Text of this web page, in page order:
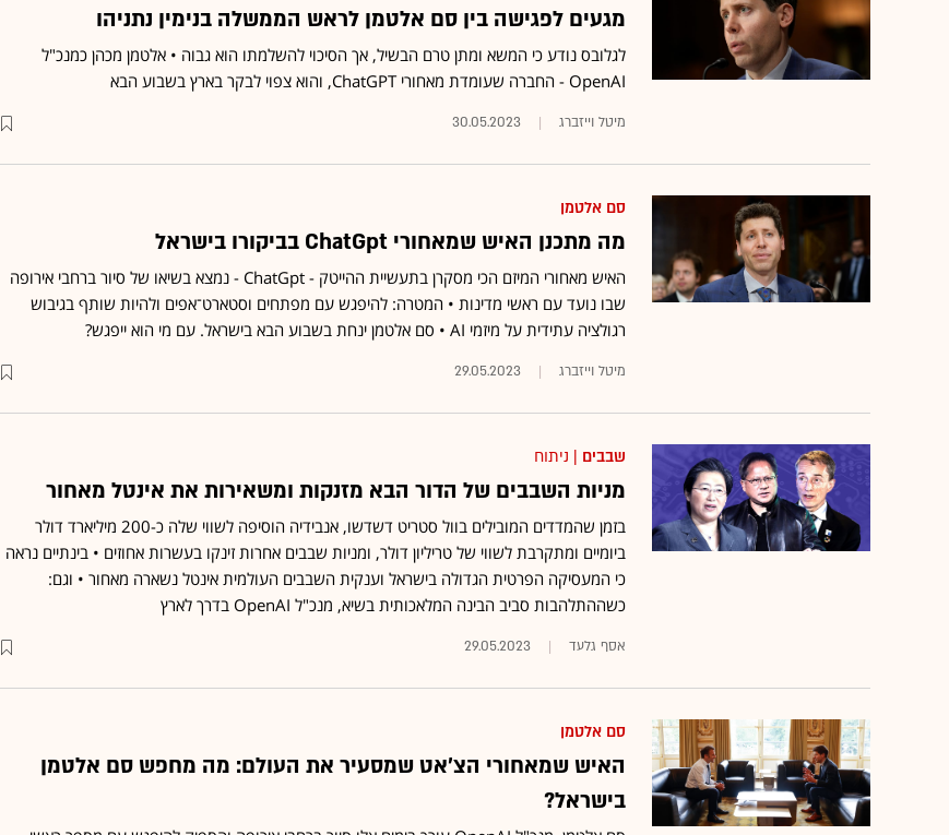
מגעים לפגישה בין סם אלטמן לראש הממשלה בנימין נתניהו
לגלובס נודע כי המשא ומתן טרם הבשיל, אך הסיכוי להשלמתו הוא גבוה • אלטמן מכהן כמנכ"ל
OpenAI - החברה שעומדת מאחורי ChatGPT, והוא צפוי לבקר בארץ בשבוע הבא
מיטל וייזברג 30.05.2023
סם אלטמן
מה מתכנן האיש שמאחורי ChatGpt בביקורו בישראל
האיש מאחורי המיזם הכי מסקרן בתעשיית ההייטק - ChatGpt - נמצא בשיאו של סיור ברחבי אירופה
שבו נועד עם ראשי מדינות • המטרה: להיפגש עם מפתחים וסטארט־אפים ולהיות שותף בגיבוש
רגולציה עתידית על מיזמי AI • סם אלטמן ינחת בשבוע הבא בישראל. עם מי הוא ייפגש?
מיטל וייזברג 29.05.2023
שבבים | ניתוח
מניות השבבים של הדור הבא מזנקות ומשאירות את אינטל מאחור
בזמן שהמדדים המובילים בוול סטריט דשדשו, אנבידיה הוסיפה לשווי שלה כ-200 מיליארד דולר
ביומיים ומתקרבת לשווי של טריליון דולר, ומניות שבבים אחרות זינקו בעשרות אחוזים • בינתיים נראה
כי המעסיקה הפרטית הגדולה בישראל וענקית השבבים העולמית אינטל נשארה מאחור • וגם:
כשההתלהבות סביב הבינה המלאכותית בשיא, מנכ"ל OpenAI בדרך לארץ
אסף גלעד 29.05.2023
סם אלטמן
האיש שמאחורי הצ'אט שמסעיר את העולם: מה מחפש סם אלטמן
בישראל?